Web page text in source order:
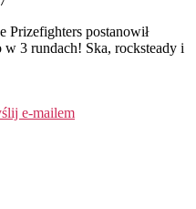
Prizefighters postanowił
w 3 rundach! Ska, rocksteady i
e-mailem